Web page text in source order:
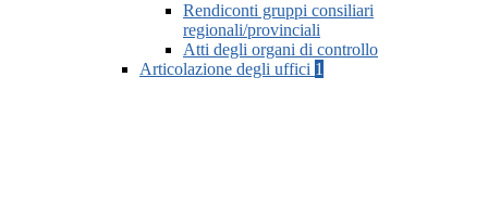
Rendiconti gruppi consiliari
regionali/provinciali
Atti degli organi di controllo
Articolazione degli uffici 1